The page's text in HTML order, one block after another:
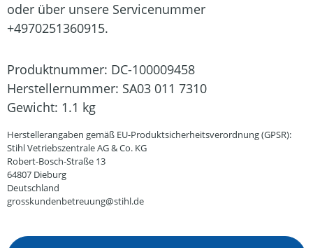
oder über unsere Servicenummer
+4970251360915.
Produktnummer: DC-100009458
Herstellernummer: SA03 011 7310
Gewicht: 1.1 kg
Herstellerangaben gemäß EU-Produktsicherheitsverordnung (GPSR):
Stihl Vetriebszentrale AG & Co. KG
Robert-Bosch-Straße 13
64807 Dieburg
Deutschland
grosskundenbetreuung@stihl.de